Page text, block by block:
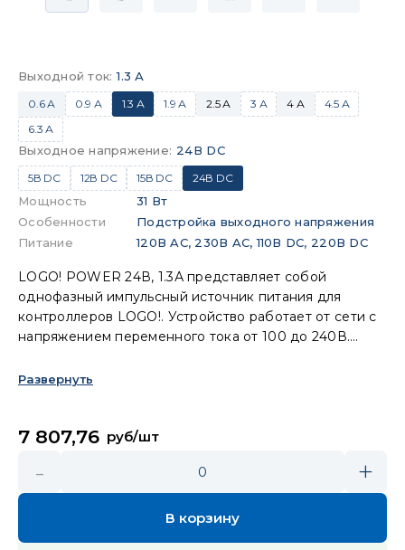
Выходной ток: 1.3 А
0.6 А 0.9 А 1.3 А 1.9 А 2.5 А 3 А 4 А
4.5 А
6.3 А
Выходное напряжение: 24В DC
5В DC 12В DC 15В DC 24В DC
Мощность
31 Вт
Особенности
Подстройка выходного напряжения
Питание
120В AC, 230В AC, 110В DC, 220В DC
LOGO! POWER 24В, 1.3А представляет собой
однофазный импульсный источник питания для
контроллеров LOGO!. Устройство работает от сети с
напряжением переменного тока от 100 до 240В.
составляет 24В, номинальный выходной ток 1.3А. Этот
электронных устройств, требующих
Развернуть
7 807,76 руб/шт
- 0 +
В корзину